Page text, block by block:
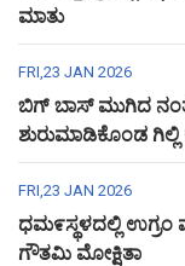
ಮಾತು
FRI,23 JAN 2026
ಬಿಗ್ ಬಾಸ್ ಮುಗಿದ
ಶುರುಮಾಡಿಕೊಂಡ ಗಿಲ್ಲಿ
FRI,23 JAN 2026
ಧಮ೯ಸ್ಥಳದಲ್ಲಿ
ಗೌತಮಿ ಮೋಕ್ಷಿತಾ